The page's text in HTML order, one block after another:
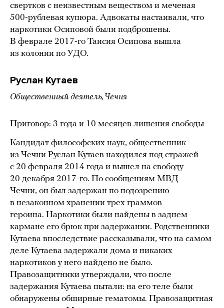
свертков с неизвестным веществом и меченая
500-рублевая купюра. Адвокаты настаивали, что
наркотики Осиповой были подброшены.
В феврале 2017-го Таисия Осипова вышла
из колонии по УДО.
Руслан Кутаев
Общественный деятель, Чечня
Приговор: 3 года и 10 месяцев лишения свободы
Кандидат философских наук, общественник
из Чечни Руслан Кутаев находился под стражей
с 20 февраля 2014 года и вышел на свободу
20 декабря 2017-го. По сообщениям МВД
Чечни, он был задержан по подозрению
в незаконном хранении трех граммов
героина. Наркотики были найдены в заднем
кармане его брюк при задержании. Родственники
Кутаева впоследствие рассказывали, что на самом
деле Кутаева задержали дома и никаких
наркотиков у него найдено не было.
Правозащитники утверждали, что после
задержания Кутаева пытали: на его теле были
обнаружены обширные гематомы. Правозащитная